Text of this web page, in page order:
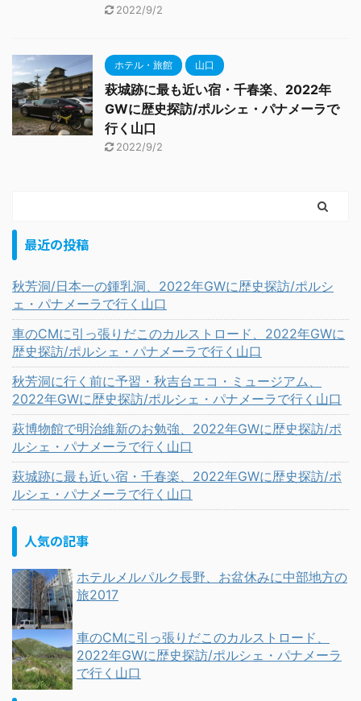
2022/9/2
ホテル・旅館 山口
萩城跡に最も近い宿・千春楽、2022年
GWに歴史探訪/ポルシェ・パナメーラで
行く山口
2022/9/2
最近の投稿
秋芳洞/日本一の鍾乳洞、2022年GWに歴史探訪/ポルシ
ェ・パナメーラで行く山口
車のCMに引っ張りだこのカルストロード、2022年GWに
歴史探訪/ポルシェ・パナメーラで行く山口
秋芳洞に行く前に予習・秋吉台エコ・ミュージアム、
2022年GWに歴史探訪/ポルシェ・パナメーラで行く山口
萩博物館で明治維新のお勉強、2022年GWに歴史探訪/ポ
ルシェ・パナメーラで行く山口
萩城跡に最も近い宿・千春楽、2022年GWに歴史探訪/ポ
ルシェ・パナメーラで行く山口
人気の記事
ホテルメルパルク長野、お盆休みに中部地方の
旅2017
車のCMに引っ張りだこのカルストロード、
2022年GWに歴史探訪/ポルシェ・パナメーラ
で行く山口